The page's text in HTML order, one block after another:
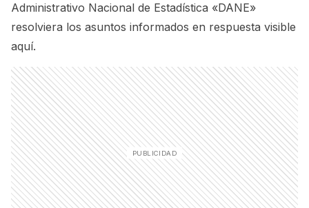
Administrativo Nacional de Estadística «DANE»
resolviera los asuntos informados en respuesta visible
aquí.